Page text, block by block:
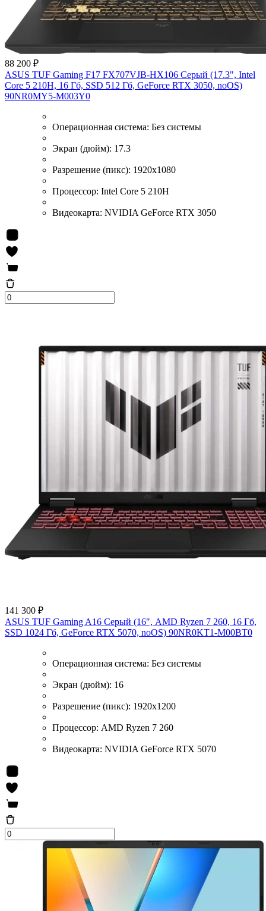
88 200 ₽
ASUS TUF Gaming F17 FX707VJB-HX106 Серый (17.3", Intel
Core 5 210H, 16 Гб, SSD 512 Гб, GeForce RTX 3050, noOS)
90NR0MY5-M003Y0
Операционная система: Без системы
Экран (дюйм): 17.3
Разрешение (пикс): 1920x1080
Процессор: Intel Core 5 210H
Видеокарта: NVIDIA GeForce RTX 3050
141 300 ₽
ASUS TUF Gaming A16 Серый (16", AMD Ryzen 7 260, 16 Гб,
SSD 1024 Гб, GeForce RTX 5070, noOS) 90NR0KT1-M00BT0
Операционная система: Без системы
Экран (дюйм): 16
Разрешение (пикс): 1920x1200
Процессор: AMD Ryzen 7 260
Видеокарта: NVIDIA GeForce RTX 5070